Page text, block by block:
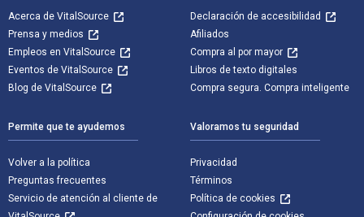
Acerca de VitalSource
Prensa y medios
Empleos en VitalSource
Eventos de VitalSource
Blog de VitalSource
Declaración de accesibilidad
Afiliados
Compra al por mayor
Libros de texto digitales
Compra segura. Compra inteligente
Permite que te ayudemos
Volver a la política
Preguntas frecuentes
Servicio de atención al cliente de
Valoramos tu seguridad
Privacidad
Términos
Política de cookies